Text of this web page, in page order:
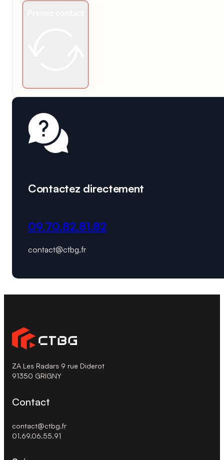
Contactez directement
09.70.82.81.82
contact@ctbg.fr
ZA Les Radars 9 rue Diderot
91350 GRIGNY
Contact
contact@ctbg.fr
01.69.06.55.91